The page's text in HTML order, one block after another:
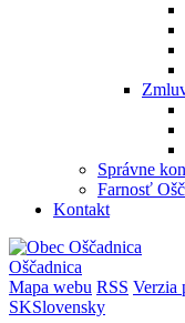
Správne
Farnosť
Kontakt
Oščadnica
Mapa webu RSS Verzia
SKSlovensky